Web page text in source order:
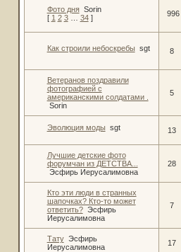
Фото дня Sorin
[ 1 2 3 34 ] 996
Как строили небоскребы sgt 8
Ветеранов поздравили
фотографией с
американскими солдатами .
Sorin
5
Эволюция моды sgt 13
Лучшие детские фото
форумчан из ДЕТСТВА...
Эсфирь Иерусалимовна
28
Кто эти люди в странных
шапочках? Кто-то может
ответить? Эсфирь
Иерусалимовна
7
Тату Эсфирь
Иерусалимовна
17